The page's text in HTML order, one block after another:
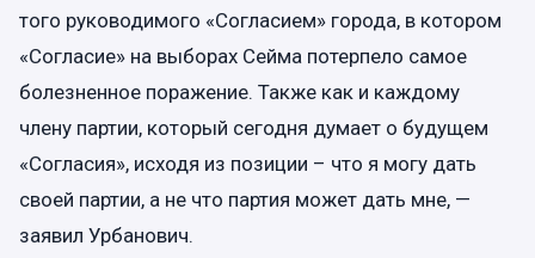
того руководимого «Согласием» города, в котором
«Согласие» на выборах Сейма потерпело самое
болезненное поражение. Также как и каждому
члену партии, который сегодня думает о будущем
«Согласия», исходя из позиции – что я могу дать
своей партии, а не что партия может дать мне, —
заявил Урбанович.